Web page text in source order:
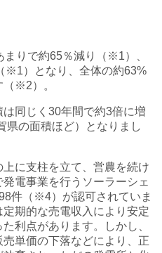
りで約65％減り（※1）、
※1）となり、全体の約63%
※2）。
同じく30年間で約3倍に増
県の面積ほど）となりまし
に支柱を立て、営農を続け
電事業を行うソーラーシェ
件（※4）が認可されていま
期的な売電収入により安定
利点があります。しかし、
単価の下落などにより、正